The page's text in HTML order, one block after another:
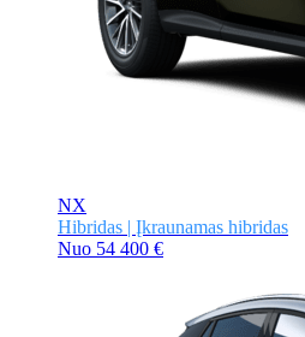
NX
Hibridas | Įkraunamas hibridas
Nuo 54 400 €